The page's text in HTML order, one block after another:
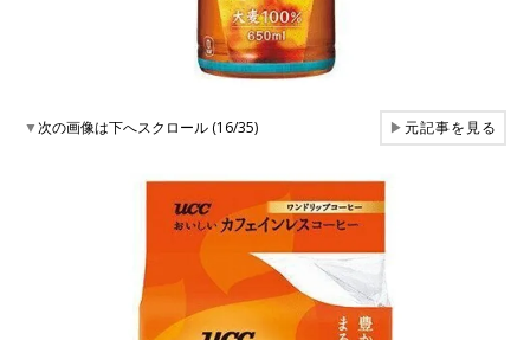
▼次の画像は下へスクロール (16/35) ▶元記事を見る